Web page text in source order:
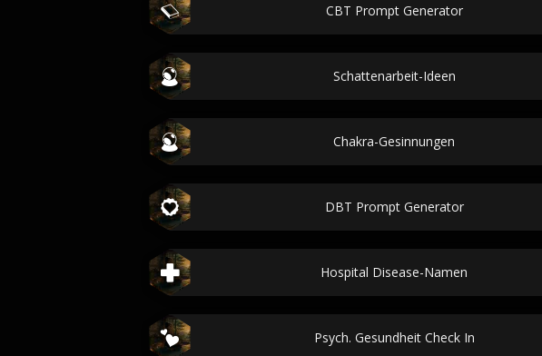
CBT Prompt Generator
Schattenarbeit-Ideen
Chakra-Gesinnungen
DBT Prompt Generator
Hospital Disease-Namen
Psych. Gesundheit Check In